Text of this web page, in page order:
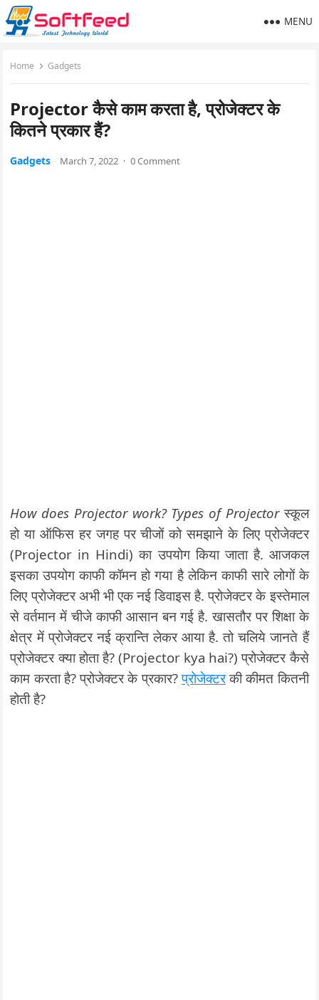
MENU
Home Gadgets
Projector कैसे काम करता है, प्रोजेक्टर के
कितने प्रकार हैं?
Gadgets March 7, 2022 · 0 Comment
How does Projector work? Types of Projectorस्कूल
हो या ऑफिस हर जगह पर चीजों को समझाने के लिए प्रोजेक्टर
(Projector in Hindi) का उपयोग किया जाता है. आजकल
इसका उपयोग काफी कॉमन हो गया है लेकिन काफी सारे लोगों के
लिए प्रोजेक्टर अभी भी एक नई डिवाइस है. प्रोजेक्टर के इस्तेमाल
से वर्तमान में चीजे काफी आसान बन गई है. खासतौर पर शिक्षा के
क्षेत्र में प्रोजेक्टर नई क्रान्ति लेकर आया है. तो चलिये जानते हैं
प्रोजेक्टर क्या होता है? (Projector kya hai?) प्रोजेक्टर कैसे
काम करता है? प्रोजेक्टर के प्रकार?प्रोजेक्टरकी कीमत कितनी
होती है?